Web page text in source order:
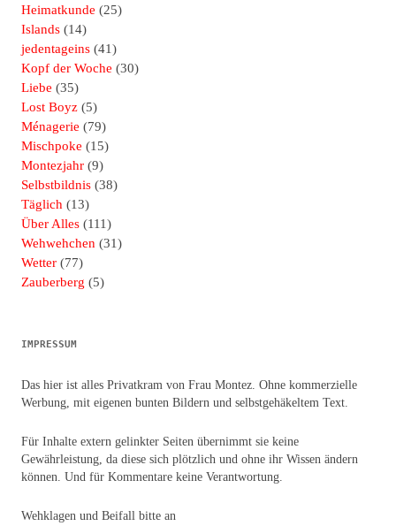
Heimatkunde (25)
Islands (14)
jedentageins (41)
Kopf der Woche (30)
Liebe (35)
Lost Boyz (5)
Ménagerie (79)
Mischpoke (15)
Montezjahr (9)
Selbstbildnis (38)
Täglich (13)
Über Alles (111)
Wehwehchen (31)
Wetter (77)
Zauberberg (5)
IMPRESSUM
Das hier ist alles Privatkram von Frau Montez. Ohne kommerzielle
Werbung, mit eigenen bunten Bildern und selbstgehäkeltem Text.
Für Inhalte extern gelinkter Seiten übernimmt sie keine
Gewährleistung, da diese sich plötzlich und ohne ihr Wissen ändern
können. Und für Kommentare keine Verantwortung.
Wehklagen und Beifall bitte an